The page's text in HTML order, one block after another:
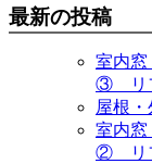
最新の投稿
室内窓
③ リ
屋根
室内窓
② リ